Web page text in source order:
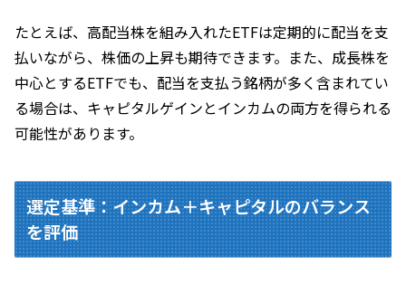
たとえば、高配当株を組み入れたETFは定期的に配当を支
払いながら、株価の上昇も期待できます。また、成長株を
中心とするETFでも、配当を支払う銘柄が多く含まれてい
る場合は、キャピタルゲインとインカムの両方を得られる
可能性があります。
選定基準：インカム＋キャピタルのバランス
を評価